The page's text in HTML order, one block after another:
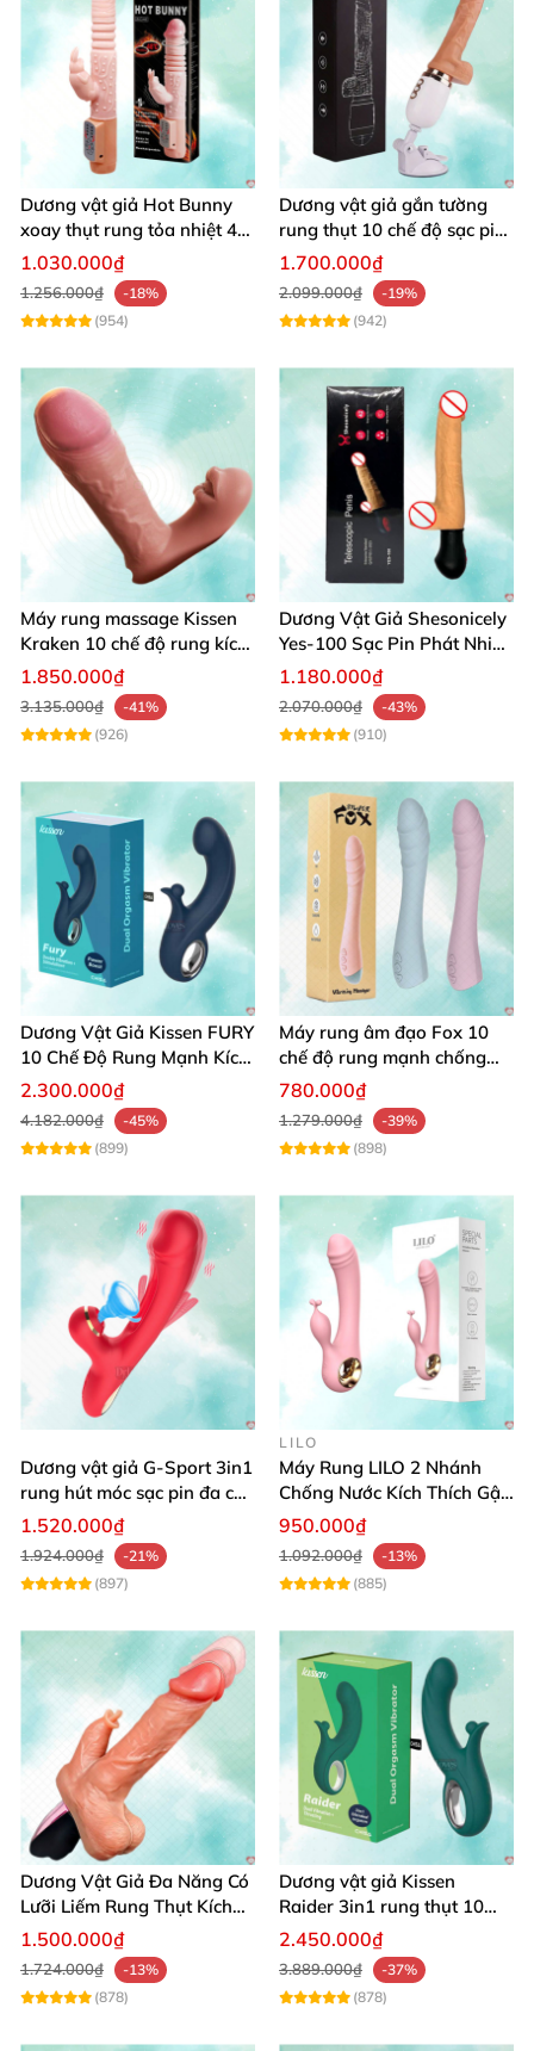
Dương vật giả Hot Bunny
xoay thụt rung tỏa nhiệt 48
độ
1.030.000₫
1.256.000₫
-18%
(954)
Dương vật giả gắn tường
rung thụt 10 chế độ sạc pin
tiện lợi
1.700.000₫
2.099.000₫
-19%
(942)
Máy rung massage Kissen
Kraken 10 chế độ rung kích
thích điểm G
1.850.000₫
3.135.000₫
-41%
(926)
Dương Vật Giả Shesonicely
Yes-100 Sạc Pin Phát Nhiệt
Siêu Thật
1.180.000₫
2.070.000₫
-43%
(910)
Dương Vật Giả Kissen FURY
10 Chế Độ Rung Mạnh Kích
Thích
2.300.000₫
4.182.000₫
-45%
(899)
Máy rung âm đạo Fox 10
chế độ rung mạnh chống
nước sạc pin tiện lợi
780.000₫
1.279.000₫
-39%
(898)
Dương vật giả G-Sport 3in1
rung hút móc sạc pin đa chế
độ
1.520.000₫
1.924.000₫
-21%
(897)
LILO
Máy Rung LILO 2 Nhánh
Chống Nước Kích Thích Gật
Gù Mạnh
950.000₫
1.092.000₫
-13%
(885)
Dương Vật Giả Đa Năng Có
Lưỡi Liếm Rung Thụt Kích
Thích Cao Cấp
1.500.000₫
1.724.000₫
-13%
(878)
Dương vật giả Kissen
Raider 3in1 rung thụt 10
chế độ, chống nước
2.450.000₫
3.889.000₫
-37%
(878)